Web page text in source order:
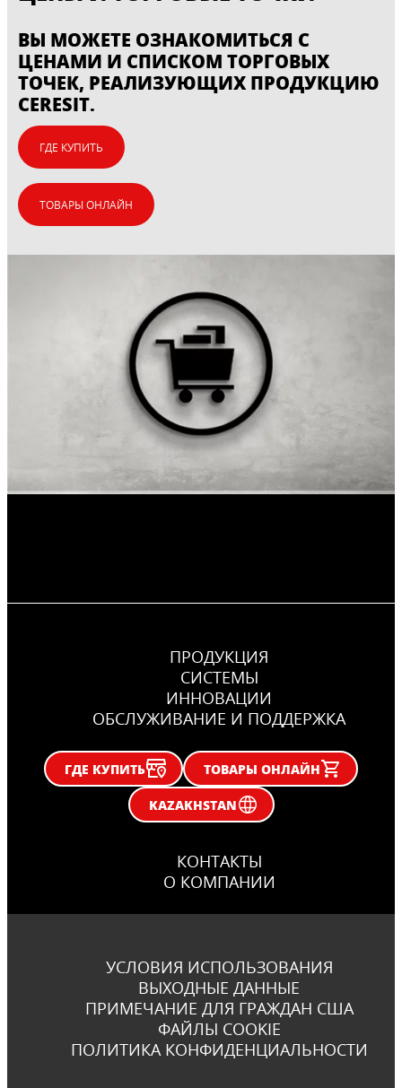
ВЫ МОЖЕТЕ ОЗНАКОМИТЬСЯ С
ЦЕНАМИ И СПИСКОМ ТОРГОВЫХ
ТОЧЕК, РЕАЛИЗУЮЩИХ ПРОДУКЦИЮ
CERESIT.
ГДЕ КУПИТЬ
ТОВАРЫ ОНЛАЙН
ПРОДУКЦИЯ
CИСТЕМЫ
ИННОВАЦИИ
ОБСЛУЖИВАНИЕ И ПОДДЕРЖКА
ГДЕ КУПИТЬ
ТОВАРЫ ОНЛАЙН
KAZAKHSTAN
КОНТАКТЫ
О КОМПАНИИ
УСЛОВИЯ ИСПОЛЬЗОВАНИЯ
ВЫХОДНЫЕ ДАННЫЕ
ПРИМЕЧАНИЕ ДЛЯ ГРАЖДАН США
ФАЙЛЫ COOKIE
ПОЛИТИКА КОНФИДЕНЦИАЛЬНОСТИ